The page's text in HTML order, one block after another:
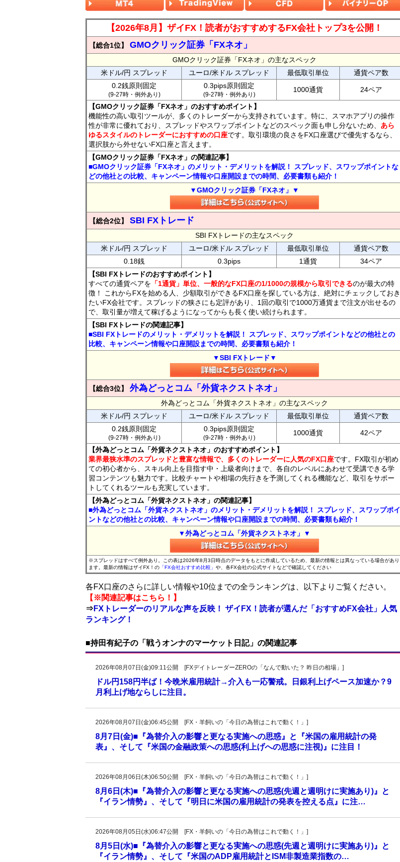
【2026年8月】ザイFX！読者がおすすめするFX会社トップ3を公開！
【総合1位】 GMOクリック証券「FXネオ」
GMOクリック証券「FXネオ」の主なスペック
米ドル/円 スプレッド
ユーロ/米ドル スプレッド 最低取引単位
通貨ペア数
0.2銭原則固定
(9-27時・例外あり)
0.3pips原則固定
(9-27時・例外あり)
1000通貨 24ペア
【GMOクリック証券「FXネオ」のおすすめポイント】
機能性の高い取引ツールが、多くのトレーダーから支持されています。特に、スマホアプリの操作
性が非常に優れており、スプレッドやスワップポイントなどのスペック面も申し分ないため、 あら
ゆるスタイルのトレーダーにおすすめの口座です。取引環境の良さをFX口座選びで優先するなら、
選択肢から外せないFX口座と言えます。
【GMOクリック証券「FXネオ」の関連記事】
■GMOクリック証券「FXネオ」のメリット・デメリットを解説！ スプレッド、スワップポイントな
どの他社との比較、キャンペーン情報や口座開設までの時間、必要書類も紹介！
▼GMOクリック証券「FXネオ」▼
【総合2位】 SBI FXトレード
SBI FXトレードの主なスペック
米ドル/円 スプレッド
ユーロ/米ドル スプレッド 最低取引単位
通貨ペア数
0.18銭
0.3pips 1通貨
34ペア
【SBI FXトレードのおすすめポイント】
すべての通貨ペアを 「1通貨」単位、一般的なFX口座の1/1000の規模から取引できるのが最大の特
徴！ これからFXを始める人、少額取引ができるFX口座を探している方は、絶対にチェックしておき
たいFX会社です。スプレッドの狭さにも定評があり、1回の取引で1000万通貨まで注文が出せるの
で、取引量が増えて稼げるようになってからも長く使い続けられます。
【SBI FXトレードの関連記事】
■SBI FXトレードのメリット・デメリットを解説！ スプレッド、スワップポイントなどの他社との
比較、キャンペーン情報や口座開設までの時間、必要書類も紹介！
▼SBI FXトレード▼
【総合3位】 外為どっとコム「外貨ネクストネオ」
外為どっとコム「外貨ネクストネオ」の主なスペック
米ドル/円 スプレッド
ユーロ/米ドル スプレッド 最低取引単位
通貨ペア数
0.2銭原則固定
(9-27時・例外あり)
0.3pips原則固定
(9-27時・例外あり)
1000通貨 42ペア
【外為どっとコム「外貨ネクストネオ」のおすすめポイント】
業界最狭水準のスプレッドと豊富な情報で、多くのトレーダーに人気のFX口座です。FX取引が初め
ての初心者から、スキル向上を目指す中・上級者向けまで、各自のレベルにあわせて受講できる学
習コンテンツも魅力です。比較チャートや相場の先行きを予測してくれる機能など、取引をサポー
トしてくれるツールも充実しています。
【外為どっとコム「外貨ネクストネオ」の関連記事】
■外為どっとコム「外貨ネクストネオ」のメリット・デメリットを解説！ スプレッド、スワップポイ
ントなどの他社との比較、キャンペーン情報や口座開設までの時間、必要書類も紹介！
▼外為どっとコム「外貨ネクストネオ」▼
※スプレッドはすべて例外あり。この表は2026年8月3日時点のデータをもとに作成しているため、最新の情報とは異なっている場合があり
ます。最新の情報はザイFX！の 「FX会社おすすめ比較」 や、各FX会社の公式サイトなどで確認してください
各FX口座のさらに詳しい情報や10位までの全ランキングは、以下よりご覧ください。
【※関連記事はこちら！】
⇒FXトレーダーのリアルな声を反映！ ザイFX！読者が選んだ「おすすめFX会社」人気
ランキング！
■持田有紀子の「戦うオンナのマーケット日記」の関連記事
2026年08月07日(金)09:11公開 [FXデイトレーダーZEROの「なんで動いた？ 昨日の相場」]
ドル円158円半ば！今晩米雇用統計→介入も一応警戒。日銀利上げペース加速か？9
月利上げ地ならしに注目。
2026年08月07日(金)06:45公開 [FX・羊飼いの「今日の為替はこれで動く！」]
8月7日(金)■『為替介入の影響と更なる実施への思惑』と『米国の雇用統計の発
表』、そして『米国の金融政策への思惑(利上げへの思惑に注視)』に注目！
2026年08月06日(木)06:50公開 [FX・羊飼いの「今日の為替はこれで動く！」]
8月6日(木)■『為替介入の影響と更なる実施への思惑(先週と週明けに実施あり)』と
『イラン情勢』、そして『明日に米国の雇用統計の発表を控える点』に注…
2026年08月05日(水)06:47公開 [FX・羊飼いの「今日の為替はこれで動く！」]
8月5日(水)■『為替介入の影響と更なる実施への思惑(先週と週明けに実施あり)』と
『イラン情勢』、そして『米国のADP雇用統計とISM非製造業指数の…